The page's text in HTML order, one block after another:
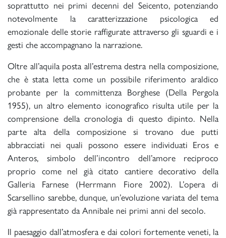
soprattutto nei primi decenni del Seicento, potenziando
notevolmente la caratterizzazione psicologica ed
emozionale delle storie raffigurate attraverso gli sguardi e i
gesti che accompagnano la narrazione.
Oltre all’aquila posta all’estrema destra nella composizione,
che è stata letta come un possibile riferimento araldico
probante per la committenza Borghese (Della Pergola
1955), un altro elemento iconografico risulta utile per la
comprensione della cronologia di questo dipinto. Nella
parte alta della composizione si trovano due putti
abbracciati nei quali possono essere individuati Eros e
Anteros, simbolo dell’incontro dell’amore reciproco
proprio come nel già citato cantiere decorativo della
Galleria Farnese (Herrmann Fiore 2002). L’opera di
Scarsellino sarebbe, dunque, un’evoluzione variata del tema
già rappresentato da Annibale nei primi anni del secolo.
Il paesaggio dall’atmosfera e dai colori fortemente veneti, la